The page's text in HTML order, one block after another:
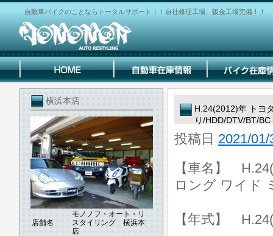
自動車バイクのことならトータルサポート！！自社修理工場、鈑金工場完備！！
横浜本店
店舗名
モノノフ・オート・リ
スタイリング 横浜本
店
H.24(2012)年 トヨ
り/HDD/DTV/BT/BC
投稿日 2021/01/
【車名】
ロング ワイド
【年式】